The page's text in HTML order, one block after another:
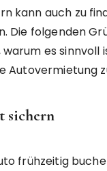
kann auch zu
Die folgenden
es sinnvoll
Autovermietung
sichern
frühzeitig